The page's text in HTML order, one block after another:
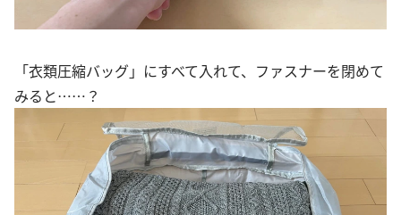
「衣類圧縮バッグ」にすべて入れて、ファスナーを閉めて
みると……？